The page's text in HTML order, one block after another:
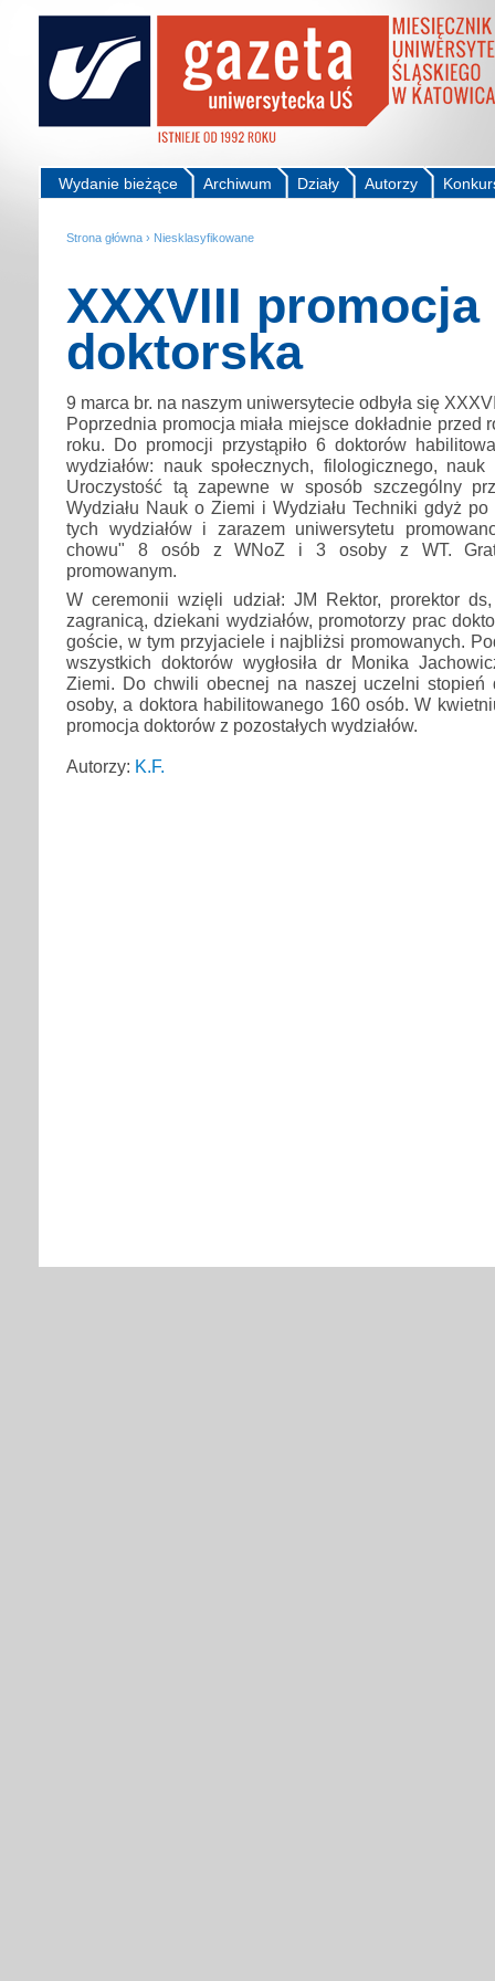
Autorzy
Działy
Archiwum
Wydanie bieżące
Strona główna › Niesklasyfikowane
XXXVIII promocja
doktorska
9 marca br. na naszym uniwersytecie odbyła się
Poprzednia promocja miała miejsce dokładnie przed
roku. Do promocji przystąpiło 6 doktorów
wydziałów: nauk społecznych, filologicznego,
Uroczystość tą zapewne w sposób szczególny
Wydziału Nauk o Ziemi i Wydziału Techniki gdyż
tych wydziałów i zarazem uniwersytetu
chowu" 8 osób z WNoZ i 3 osoby z WT.
promowanym.
W ceremonii wzięli udział: JM Rektor, prorektor
zagranicą, dziekani wydziałów, promotorzy prac
goście, w tym przyjaciele i najbliżsi promowanych.
wszystkich doktorów wygłosiła dr Monika
Ziemi. Do chwili obecnej na naszej uczelni stopień
osoby, a doktora habilitowanego 160 osób. W
promocja doktorów z pozostałych wydziałów.
Autorzy: K.F.